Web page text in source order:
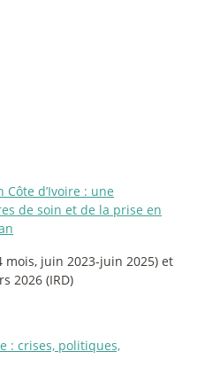
d’Ivoire : une
de soin et de la prise en
mois, juin 2023-juin 2025) et
2026 (IRD)
: crises, politiques,